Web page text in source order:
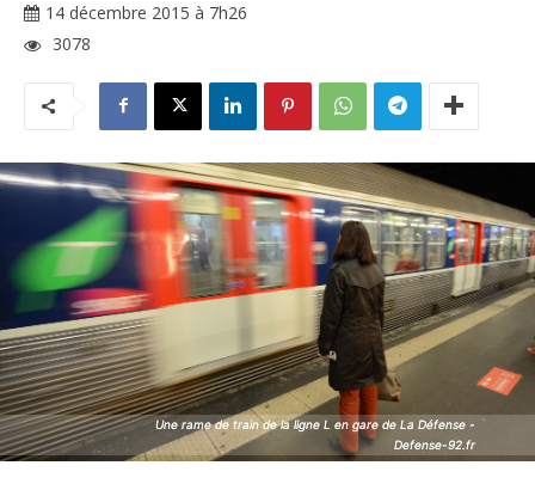
14 décembre 2015 à 7h26
3078
Une rame de train de la ligne L en gare de La Défense -
Defense-92.fr
Une rame de train de la ligne L en gare de La Défense -
Defense-92.fr